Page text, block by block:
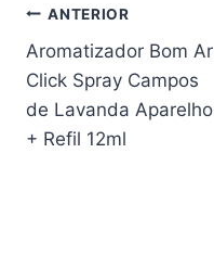
Navegação
de
Post
ANTERIOR
Aromatizador Bom Ar
Click Spray Campos
de Lavanda Aparelho
+ Refil 12ml